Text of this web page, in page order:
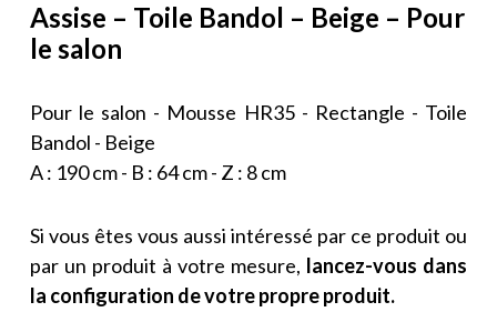
Assise – Toile Bandol – Beige – Pour
le salon
Pour le salon - Mousse HR35 - Rectangle - Toile
Bandol - Beige
A : 190 cm - B : 64 cm - Z : 8 cm
Si vous êtes vous aussi intéressé par ce produit ou
par un produit à votre mesure, lancez-vous dans
la configuration de votre propre produit.